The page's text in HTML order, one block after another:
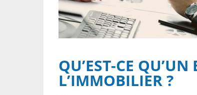
QU’EST-CE
L’IMMOBILIER ?